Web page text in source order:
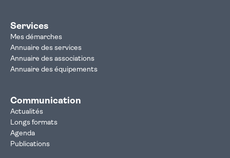
Services
Mes démarches
Annuaire des services
Annuaire des associations
Annuaire des équipements
Communication
Actualités
Longs formats
Agenda
Publications